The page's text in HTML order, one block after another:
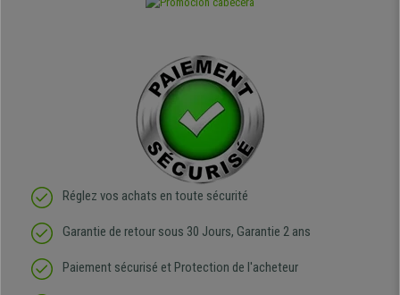
Réglez vos achats en toute sécurité
Garantie de retour sous 30 Jours, Garantie 2 ans
Paiement sécurisé et Protection de l'acheteur